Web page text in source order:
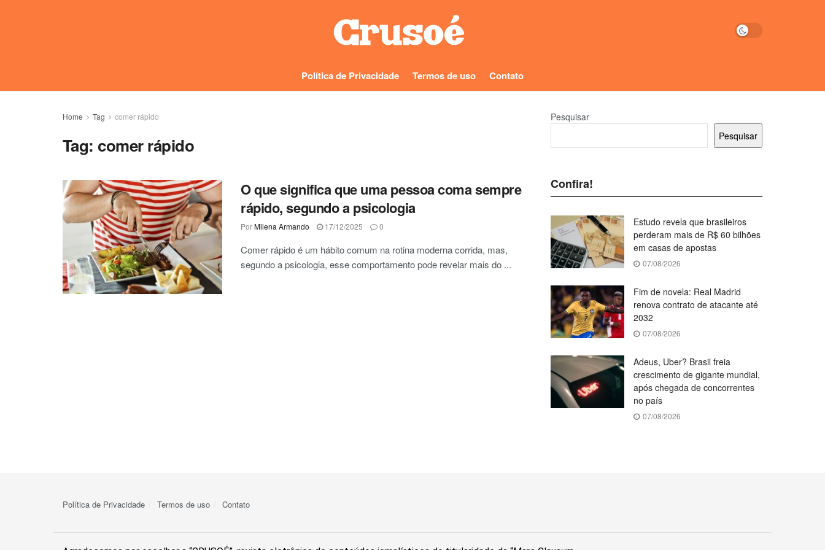
Política de Privacidade Termos de uso Contato
Home Tag comer rápido
Tag: comer rápido
O que significa que uma pessoa coma sempre
rápido, segundo a psicologia
PorMilena Armando 17/12/2025 0
Comer rápido é um hábito comum na rotina moderna corrida, mas,
segundo a psicologia, esse comportamento pode revelar mais do ...
Pesquisar
Pesquisar
Confira!
Estudo revela que brasileiros
perderam mais de R$ 60 bilhões
em casas de apostas
07/08/2026
Fim de novela: Real Madrid
renova contrato de atacante até
2032
07/08/2026
Adeus, Uber? Brasil freia
crescimento de gigante mundial,
após chegada de concorrentes
no país
07/08/2026
Política de Privacidade Termos de uso Contato